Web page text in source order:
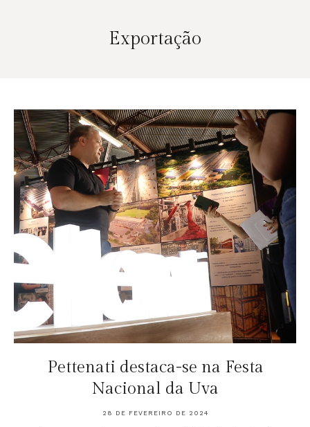
Exportação
Pettenati destaca-se na Festa
Nacional da Uva
28 DE FEVEREIRO DE 2024